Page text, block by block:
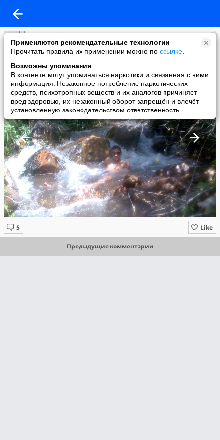
Применяются рекомендательные технологии
Прочитать правила их применении можно по ссылке
Возможны упоминания
В контенте могут упоминаться наркотики и связанная с ними
информация. Незаконное потребление наркотических
средств, психотропных веществ и их аналогов причиняет
вред здоровью, их незаконный оборот запрещён и влечёт
установленную законодательством ответственность
Doniyor Shousmonov
added a photo
09 Sep в 09:42
Like
Предыдущие комментарии